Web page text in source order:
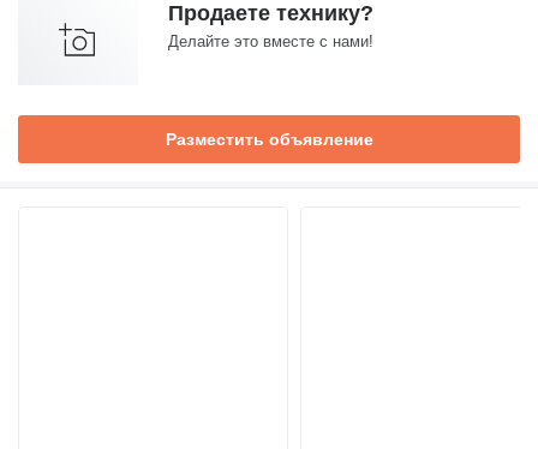
Продаете технику?
Делайте это вместе с нами!
Разместить объявление